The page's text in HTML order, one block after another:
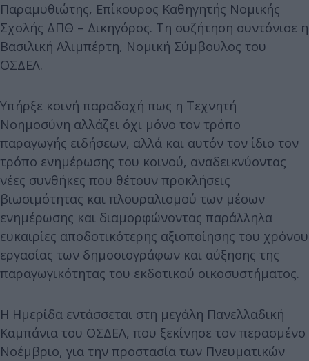
Παραμυθιώτης, Επίκουρος Καθηγητής Νομικής
Σχολής ΔΠΘ – Δικηγόρος. Τη συζήτηση συντόνισε η
Βασιλική Αλιμπέρτη, Νομική Σύμβουλος του
ΟΣΔΕΛ.
Υπήρξε κοινή παραδοχή πως η Τεχνητή
Νοημοσύνη αλλάζει όχι μόνο τον τρόπο
παραγωγής ειδήσεων, αλλά και αυτόν τον ίδιο τον
τρόπο ενημέρωσης του κοινού, αναδεικνύοντας
νέες συνθήκες που θέτουν προκλήσεις
βιωσιμότητας και πλουραλισμού των μέσων
ενημέρωσης και διαμορφώνοντας παράλληλα
ευκαιρίες αποδοτικότερης αξιοποίησης του χρόνου
εργασίας των δημοσιογράφων και αύξησης της
παραγωγικότητας του εκδοτικού οικοσυστήματος.
Η Ημερίδα εντάσσεται στη μεγάλη Πανελλαδική
Καμπάνια του ΟΣΔΕΛ, που ξεκίνησε τον περασμένο
Νοέμβριο, για την προστασία των Πνευματικών